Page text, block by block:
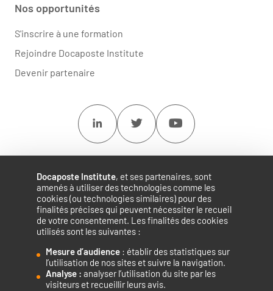
Docaposte Institute, et ses partenaires, sont
amenés à utiliser des technologies comme les
cookies (ou technologies similaires) pour des
finalités précises qui peuvent nécessiter le recueil
de votre consentement. Les finalités des cookies
utilisés sont les suivantes :
Mesure d’audience : établir des statistiques sur
l’utilisation de nos sites et suivre la navigation.
Analyse : analyser l’utilisation du site par les
visiteurs et recueillir leurs avis.
Accélérateur de compétences numériques.
Nos opportunités
S'inscrire à une formation
Rejoindre Docaposte Institute
Devenir partenaire
Linkedin Twitter Youtube